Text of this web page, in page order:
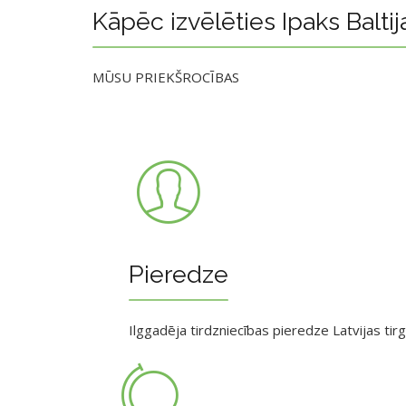
Kāpēc izvēlēties Ipaks
MŪSU PRIEKŠROCĪBAS
Pieredze
Ilggadēja tirdzniecības pieredze Latvijas